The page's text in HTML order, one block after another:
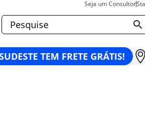
Seja um Consultor
TEM FRETE GRÁTIS!